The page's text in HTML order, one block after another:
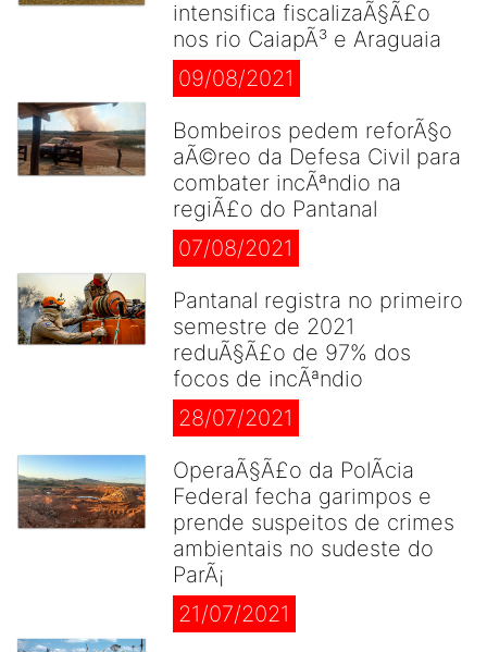
intensifica fiscalizaÃ§Ã£o
nos rio CaiapÃ³ e Araguaia
09/08/2021
Bombeiros pedem reforÃ§o
aÃ©reo da Defesa Civil para
combater incÃªndio na
regiÃ£o do Pantanal
07/08/2021
Pantanal registra no primeiro
semestre de 2021
reduÃ§Ã£o de 97% dos
focos de incÃªndio
28/07/2021
OperaÃ§Ã£o da PolÃ­cia
Federal fecha garimpos e
prende suspeitos de crimes
ambientais no sudeste do
ParÃ¡
21/07/2021